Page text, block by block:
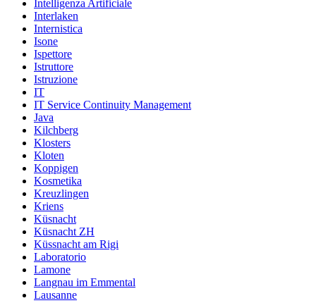
Intelligenza Artificiale
Interlaken
Internistica
Isone
Ispettore
Istruttore
Istruzione
IT
IT Service Continuity Management
Java
Kilchberg
Klosters
Kloten
Koppigen
Kosmetika
Kreuzlingen
Kriens
Küsnacht
Küsnacht ZH
Küssnacht am Rigi
Laboratorio
Lamone
Langnau im Emmental
Lausanne